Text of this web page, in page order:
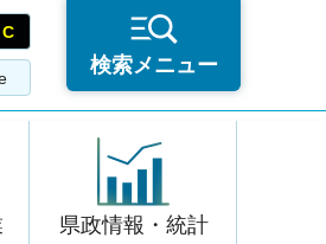
C
検索メニュー
県政情報・統計